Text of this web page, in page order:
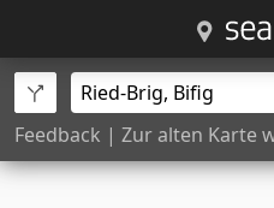
Feedback | Zur alten Karte